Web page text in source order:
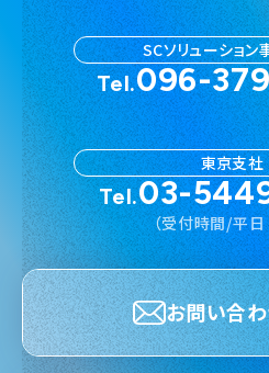
SCソリューション
Tel.096-
東京支社
Tel.03-
（受付時間/平
お問い合